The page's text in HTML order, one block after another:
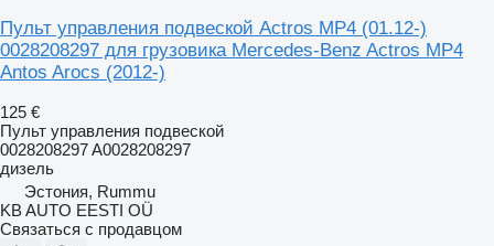
Пульт управления подвеской Actros MP4 (01.12-)
0028208297 для грузовика Mercedes-Benz Actros MP4
Antos Arocs (2012-)
125 €
Пульт управления подвеской
0028208297 A0028208297
дизель
Эстония, Rummu
KB AUTO EESTI OÜ
Связаться с продавцом